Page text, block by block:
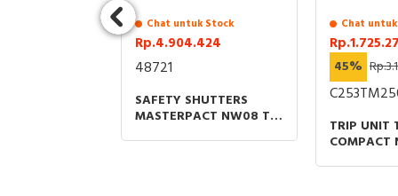
Chat untuk Stock
Rp.4.904.424
48721
SAFETY SHUTTERS
MASTERPACT NW08 TO
Chat
45%
TRIP UNIT
COMPACT